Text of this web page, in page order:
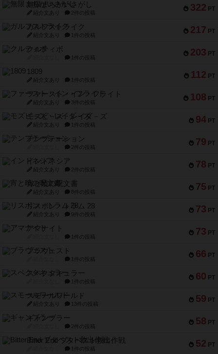
322 PT
無限まちがいさがし
紹介文あり 2件の投稿
217 PT
ガルフストライク
紹介文あり 1件の投稿
203 PT
クルティボ
1件の投稿
112 PT
1809
紹介文あり 1件の投稿
108 PT
ファースト・イン・フライト
紹介文あり 3件の投稿
94 PT
モズビ－ズ・レイダ－ズ
紹介文あり 1件の投稿
79 PT
テンプテーション
2件の投稿
78 PT
インドネシア
紹介文あり 2件の投稿
75 PT
宵と暁の呪文書
紹介文あり 8件の投稿
73 PT
リスボン・トラム 28
紹介文あり 9件の投稿
73 PT
アマナイト
1件の投稿
66 PT
ブラヴェスト
1件の投稿
60 PT
スペクタキュラー
1件の投稿
59 PT
スモールワールド
紹介文あり 13件の投稿
58 PT
ギャンブラー
2件の投稿
52 PT
Bitter End ブタペスト救出作戦
1件の投稿